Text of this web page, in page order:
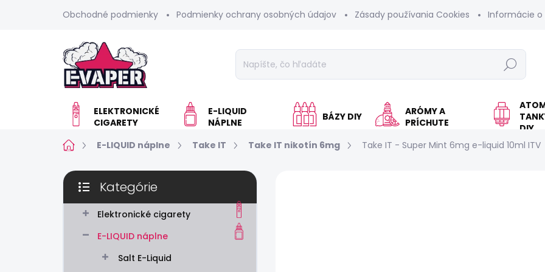
Obchodné podmienky Podmienky ochrany osobných údajov Zásady používania Cookies Informácie o
Hľadať
ELEKTRONICKÉ
CIGARETY
E-LIQUID
NÁPLNE
BÁZY DIY
ARÓMY A
PRÍCHUTE
DIY
DomovE-LIQUID náplne Take IT Take IT nikotín 6mg Take IT - Super Mint 6mg e-liquid 10ml ITV
B
č
Preskočiť
kategórie
Kategórie
Elektronické cigarety
E-LIQUID náplne
Salt E-Liquid